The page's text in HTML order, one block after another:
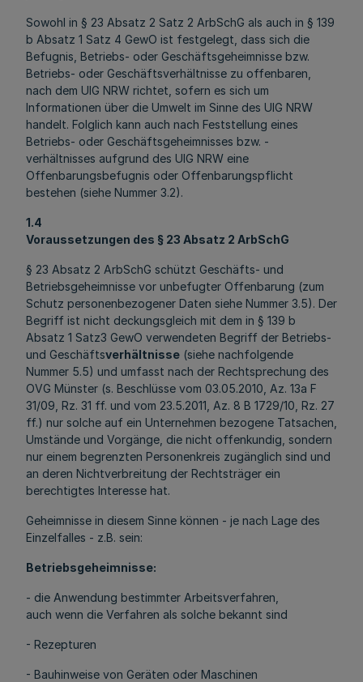
Sowohl in § 23 Absatz 2 Satz 2 ArbSchG als auch in § 139
b Absatz 1 Satz 4 GewO ist festgelegt, dass sich die
Befugnis, Betriebs- oder Geschäftsgeheimnisse bzw.
Betriebs- oder Geschäftsverhältnisse zu offenbaren,
nach dem UIG NRW richtet, sofern es sich um
Informationen über die Umwelt im Sinne des UIG NRW
handelt. Folglich kann auch nach Feststellung eines
Betriebs- oder Geschäftsgeheimnisses bzw. -
verhältnisses aufgrund des UIG NRW eine
Offenbarungsbefugnis oder Offenbarungspflicht
bestehen (siehe Nummer 3.2).
1.4
Voraussetzungen des § 23 Absatz 2 ArbSchG
§ 23 Absatz 2 ArbSchG schützt Geschäfts- und
Betriebsgeheimnisse vor unbefugter Offenbarung (zum
Schutz personenbezogener Daten siehe Nummer 3.5). Der
Begriff ist nicht deckungsgleich mit dem in § 139 b
Absatz 1 Satz3 GewO verwendeten Begriff der Betriebs-
und Geschäftsverhältnisse (siehe nachfolgende
Nummer 5.5) und umfasst nach der Rechtsprechung des
OVG Münster (s. Beschlüsse vom 03.05.2010, Az. 13a F
31/09, Rz. 31 ff. und vom 23.5.2011, Az. 8 B 1729/10, Rz. 27
ff.) nur solche auf ein Unternehmen bezogene Tatsachen,
Umstände und Vorgänge, die nicht offenkundig, sondern
nur einem begrenzten Personenkreis zugänglich sind und
an deren Nichtverbreitung der Rechtsträger ein
berechtigtes Interesse hat.
Geheimnisse in diesem Sinne können - je nach Lage des
Einzelfalles - z.B. sein:
Betriebsgeheimnisse:
- die Anwendung bestimmter Arbeitsverfahren,
auch wenn die Verfahren als solche bekannt sind
- Rezepturen
- Bauhinweise von Geräten oder Maschinen